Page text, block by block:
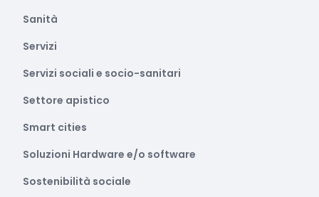
Sanità
Servizi
Servizi sociali e socio-sanitari
Settore apistico
Smart cities
Soluzioni Hardware e/o software
Sostenibilità sociale